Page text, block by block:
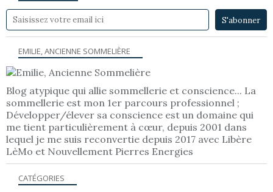
EMILIE, ANCIENNE SOMMELIÈRE
Blog atypique qui allie sommellerie et conscience... La
sommellerie est mon 1er parcours professionnel ;
Développer/élever sa conscience est un domaine qui
me tient particulièrement à cœur, depuis 2001 dans
lequel je me suis reconvertie depuis 2017 avec Libère
LèMo et Nouvellement Pierres Energies
CATÉGORIES